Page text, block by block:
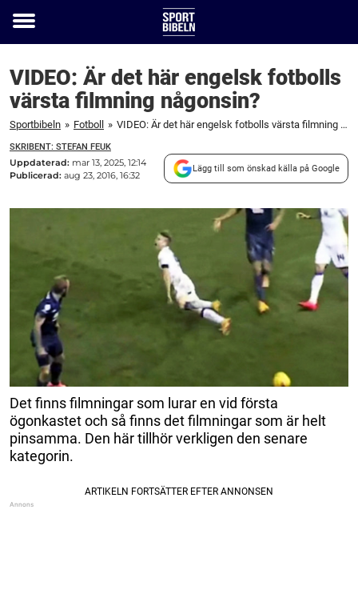
Toggle
VIDEO: Är det här engelsk fotbolls
värsta filmning någonsin?
Sportbibeln » Fotboll » VIDEO: Är det här engelsk fotbolls värsta filmning någonsin?
SKRIBENT: STEFAN FEUK
Uppdaterad: mar 13, 2025, 12:14
Publicerad: aug 23, 2016, 16:32
Lägg till som önskad källa på Google
Det finns filmningar som lurar en vid första
ögonkastet och så finns det filmningar som är helt
pinsamma. Den här tillhör verkligen den senare
kategorin.